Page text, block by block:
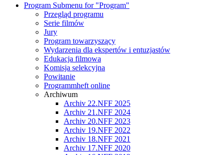
Program Submenu for "Program"
Przegląd programu
Serie filmów
Jury
Program towarzyszący
Wydarzenia dla ekspertów i entuzjastów
Edukacja filmowa
Komisja selekcyjna
Powitanie
Programmheft online
Archiwum
Archiv 22.NFF 2025
Archiv 21.NFF 2024
Archiv 20.NFF 2023
Archiv 19.NFF 2022
Archiv 18.NFF 2021
Archiv 17.NFF 2020